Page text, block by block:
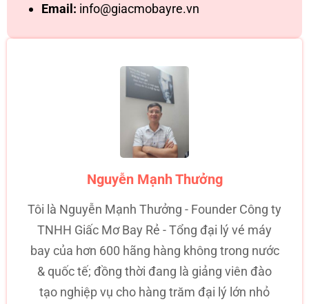
Email: info@giacmobayre.vn
Nguyễn Mạnh Thưởng
Tôi là Nguyễn Mạnh Thưởng - Founder Công ty
TNHH Giấc Mơ Bay Rẻ - Tổng đại lý vé máy
bay của hơn 600 hãng hàng không trong nước
& quốc tế; đồng thời đang là giảng viên đào
tạo nghiệp vụ cho hàng trăm đại lý lớn nhỏ